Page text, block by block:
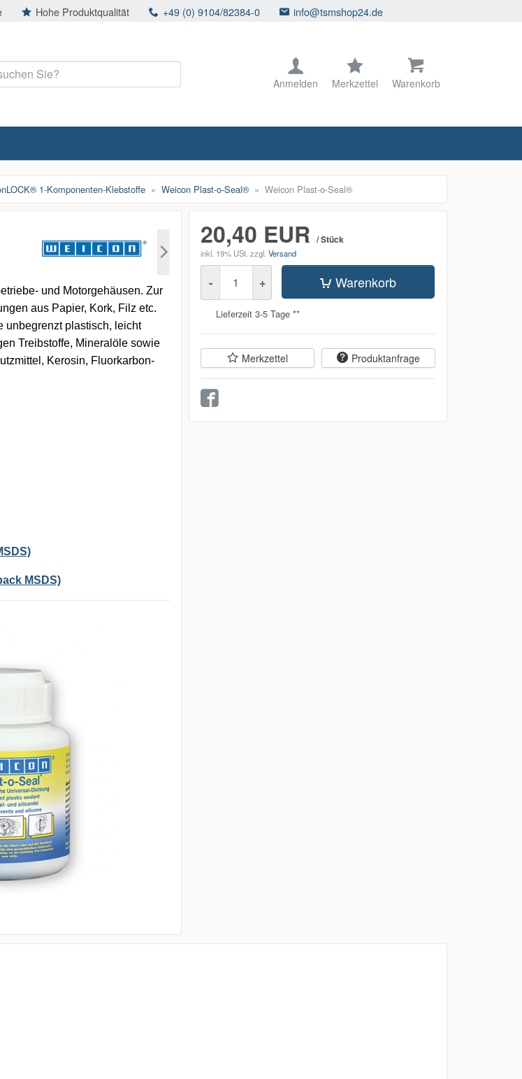
Hohe Produktqualität +49 (0) 9104/82384-0 info@tsmshop24.de
Anmelden Merkzettel Warenkorb
1-Komponenten-Klebstoffe Weicon Plast-o-Seal® Weicon Plast-o-Seal®
und Motorgehäusen. Zur
aus Papier, Kork, Filz etc.
unbegrenzt plastisch, leicht
Treibstoffe, Mineralöle sowie
Kerosin, Fluorkarbon-
MSDS)
20,40 EUR / Stück
inkl. 19% USt. zzgl. Versand
- + Warenkorb
Lieferzeit 3-5 Tage **
Merkzettel Produktanfrage